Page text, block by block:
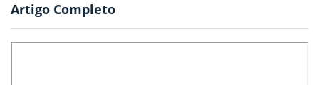
Artigo Completo